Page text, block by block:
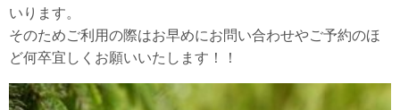
いります。
そのためご利用の際はお早めにお問い合わせやご予約のほ
ど何卒宜しくお願いいたします！！